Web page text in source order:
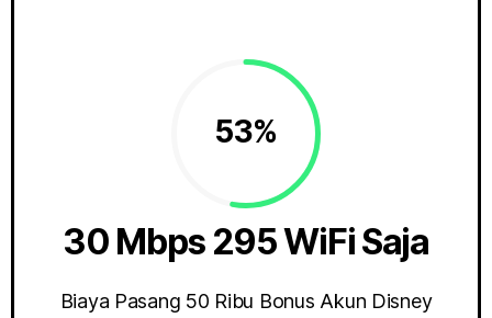
53%
30 Mbps 295 WiFi Saja
Biaya Pasang 50 Ribu Bonus Akun Disney